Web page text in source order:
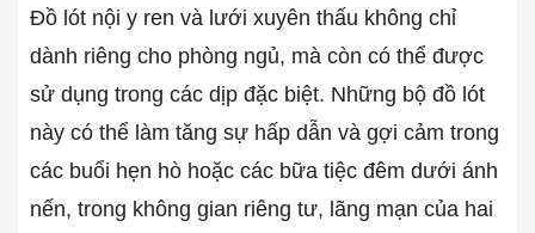
Đồ lót nội y ren và lưới xuyên thấu không chỉ
dành riêng cho phòng ngủ, mà còn có thể được
sử dụng trong các dịp đặc biệt. Những bộ đồ lót
này có thể làm tăng sự hấp dẫn và gợi cảm trong
các buổi hẹn hò hoặc các bữa tiệc đêm dưới ánh
nến, trong không gian riêng tư, lãng mạn của hai